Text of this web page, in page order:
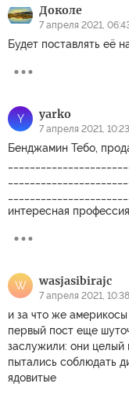
Доколе
7 апреля 2021,
Будет поставлять её
Y yarko
7 апреля 2021, 10:23
Бенджамин Тебо,
интересная
W wasjasibirajc
7 апреля 2021, 10:38
и за что же
первый пост еще
заслужили: они целый
пытались соблюдать
ядовитые